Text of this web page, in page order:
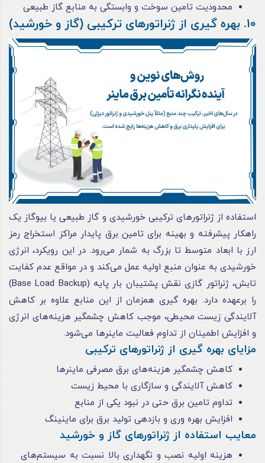
محدودیت تامین سوخت و وابستگی به منابع گاز طبیعی
10. بهره ‌گیری از ژنراتورهای ترکیبی (گاز و خورشید)
استفاده از ژنراتورهای ترکیبی خورشیدی و گاز طبیعی یا بیوگاز یک
راهکار پیشرفته و بهینه برای تامین برق پایدار مراکز استخراج رمز
ارز با ابعاد متوسط تا بزرگ به شمار می‌رود. در این رویکرد، انرژی
خورشیدی به عنوان منبع اولیه عمل می‌کند و در مواقع عدم کفایت
تابش، ژنراتور گازی نقش پشتیبان بار پایه (Base Load Backup)
را برعهده دارد. بهره‌ گیری همزمان از این منابع علاوه بر کاهش
آلایندگی زیست ‌محیطی، موجب کاهش چشمگیر هزینه‌های انرژی
و افزایش اطمینان از تداوم فعالیت ماینرها می‌شود.
مزایای بهره گیری از ژنراتورهای ترکیبی
کاهش چشمگیر هزینه‌های برق مصرفی ماینرها
کاهش آلایندگی و سازگاری با محیط زیست
تداوم تامین برق حتی در نبود یکی از منابع
افزایش بهره‌ وری و بازدهی تولید برق برای ماینینگ
معایب استفاده از ژنراتورهای گاز و خورشید
هزینه اولیه نصب و نگهداری بالا نسبت به سیستم‌های